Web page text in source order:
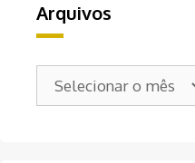
Arquivos
Arquivos